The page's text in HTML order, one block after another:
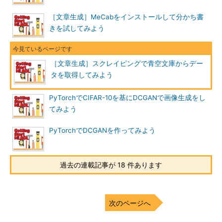
［文章生成］MeCabをインストールして分かち書
きを試してみよう
［文章生成］スクレイピングで青空文庫からデー
タを取得してみよう
PyTorchでCIFAR-10を基にDCGANで画像生成をし
てみよう
PyTorchでDCGANを作ってみよう
過去の連載記事が 18 件あります
次のページへ